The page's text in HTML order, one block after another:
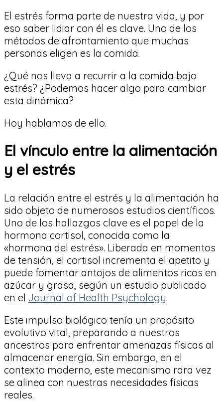
El estrés forma parte de nuestra vida, y por
eso saber lidiar con él es clave. Uno de los
métodos de afrontamiento que muchas
personas eligen es la comida.
¿Qué nos lleva a recurrir a la comida bajo
estrés? ¿Podemos hacer algo para cambiar
esta dinámica?
Hoy hablamos de ello.
El vínculo entre la alimentación
y el estrés
La relación entre el estrés y la alimentación ha
sido objeto de numerosos estudios científicos.
Uno de los hallazgos clave es el papel de la
hormona cortisol, conocida como la
«hormona del estrés». Liberada en momentos
de tensión, el cortisol incrementa el apetito y
puede fomentar antojos de alimentos ricos en
azúcar y grasa, según un estudio publicado
en el Journal of Health Psychology.
Este impulso biológico tenía un propósito
evolutivo vital, preparando a nuestros
ancestros para enfrentar amenazas físicas al
almacenar energía. Sin embargo, en el
contexto moderno, este mecanismo rara vez
se alinea con nuestras necesidades físicas
reales.